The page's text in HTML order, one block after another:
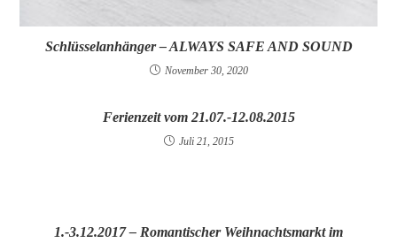
Schlüsselanhänger – ALWAYS SAFE AND SOUND
November 30, 2020
Ferienzeit vom 21.07.-12.08.2015
Juli 21, 2015
1.-3.12.2017 – Romantischer Weihnachtsmarkt im